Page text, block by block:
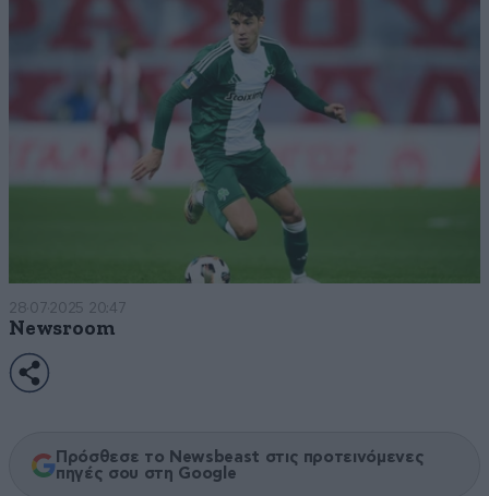
28·07·2025 20:47
Newsroom
Πρόσθεσε το Newsbeast στις προτεινόμενες
πηγές σου στη Google